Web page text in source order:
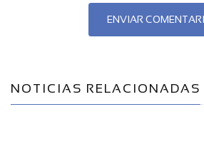
ENVIAR
NOTICIAS RELACIONADAS